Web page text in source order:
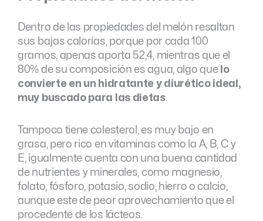
Dentro de las propiedades del melón resaltan
sus bajas calorías, porque por cada 100
gramos, apenas aporta 52,4, mientras que el
80% de su composición es agua, algo quelo
convierte en un hidratante y diurético ideal,
muy buscado para las dietas.
Tampoco tiene colesterol, es muy bajo en
grasa, pero rico en vitaminas como la A, B, C y
E, igualmente cuenta con una buena cantidad
de nutrientes y minerales, como magnesio,
folato, fósforo, potasio, sodio, hierro o calcio,
aunque este de peor aprovechamiento que el
procedente de los lácteos.